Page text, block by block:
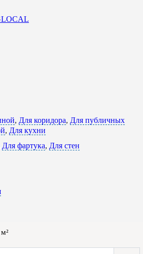
, Для коридора, Для публичных
, Для кухни
Для фартука, Для стен
м²